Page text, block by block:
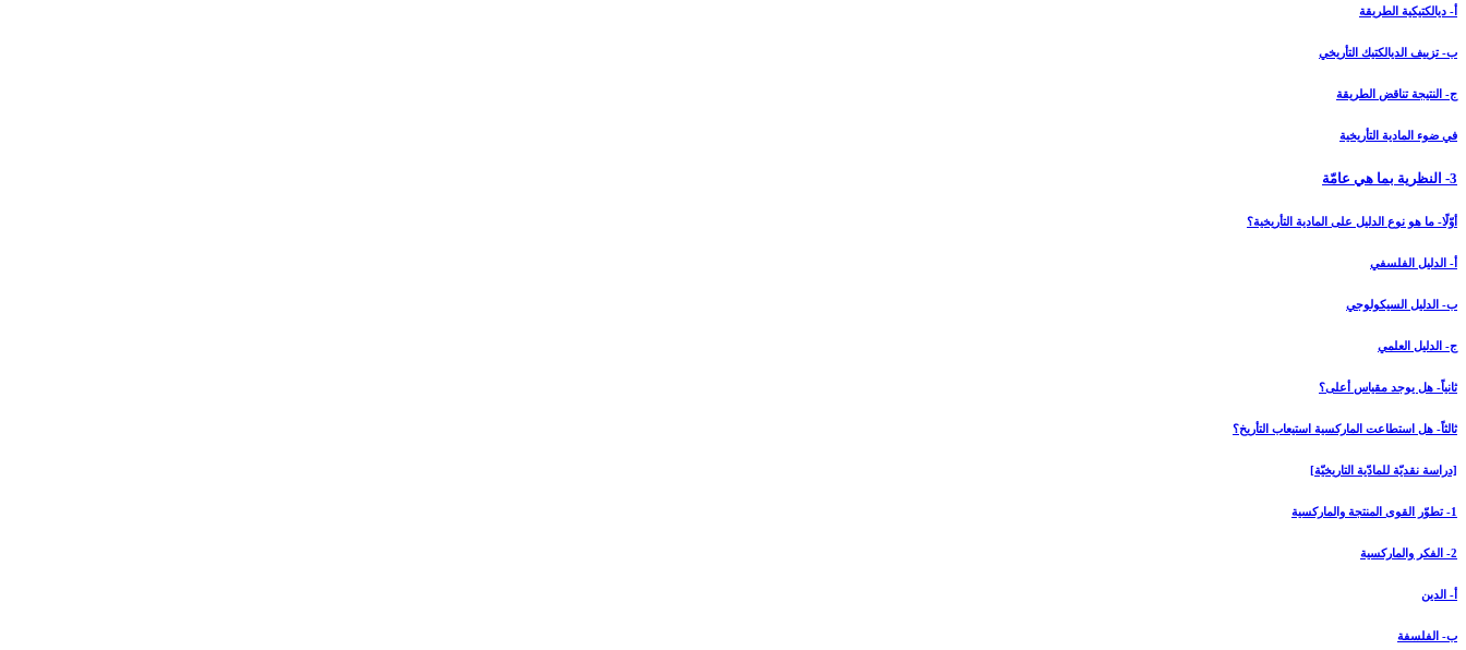
أ- ديالكتيكية الطريقة
ب- تزييف الديالكتيك التأريخي
ج- النتيجة تناقض الطريقة
في ضوء المادية التأريخية
3- النظرية بما هي عامّة
أوّلًا- ما هو نوع الدليل على المادية التأريخية؟
أ- الدليل الفلسفي
ب- الدليل السيكولوجي
ج- الدليل العلمي
ثانياً- هل يوجد مقياس أعلى؟
ثالثاً- هل استطاعت الماركسية استيعاب التأريخ؟
[دراسة نقديّة للمادّية التاريخيّة]
1- تطوّر القوى المنتجة والماركسية
2- الفكر والماركسية
أ- الدين
ب- الفلسفة